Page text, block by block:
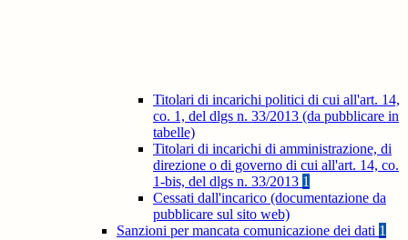
Titolari di incarichi politici di cui all'art. 14,
co. 1, del dlgs n. 33/2013 (da pubblicare in
tabelle)
Titolari di incarichi di amministrazione, di
direzione o di governo di cui all'art. 14, co.
1-bis, del dlgs n. 33/2013 1
Cessati dall'incarico (documentazione da
pubblicare sul sito web)
Sanzioni per mancata comunicazione dei dati 1